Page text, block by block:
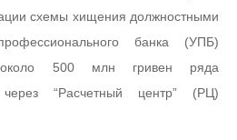
схемы хищения должностными
банка (УПБ)
500 млн гривен ряда
через “Расчетный центр” (РЦ)